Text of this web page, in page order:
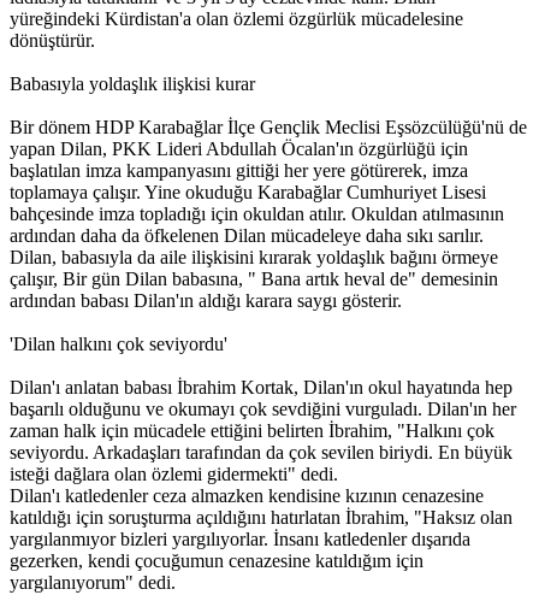
‘Kadınların ilk başvurabilecekleri nokta olmak istiyoruz’
11:28 05/12/2016
22 kadın eşbaşkan tutuklu, 35 belediyeye kayyım
11:25 05/12/2016
11:21 05/12/2016
‘Yüzlerce çocuk devletin ihmalleri sonucu yaşamını yitirdi’
16:26 04/12/2016
yüreğindeki Kürdistan'a olan özlemi özgürlük mücadelesine
dönüştürür.
Babasıyla yoldaşlık ilişkisi kurar
Bir dönem HDP Karabağlar İlçe Gençlik Meclisi Eşsözcülüğü'nü de
yapan Dilan, PKK Lideri Abdullah Öcalan'ın özgürlüğü için
başlatılan imza kampanyasını gittiği her yere götürerek, imza
toplamaya çalışır. Yine okuduğu Karabağlar Cumhuriyet Lisesi
bahçesinde imza topladığı için okuldan atılır. Okuldan atılmasının
ardından daha da öfkelenen Dilan mücadeleye daha sıkı sarılır.
Dilan, babasıyla da aile ilişkisini kırarak yoldaşlık bağını örmeye
çalışır, Bir gün Dilan babasına, " Bana artık heval de" demesinin
ardından babası Dilan'ın aldığı karara saygı gösterir.
'Dilan halkını çok seviyordu'
Dilan'ı anlatan babası İbrahim Kortak, Dilan'ın okul hayatında hep
başarılı olduğunu ve okumayı çok sevdiğini vurguladı. Dilan'ın her
zaman halk için mücadele ettiğini belirten İbrahim, "Halkını çok
seviyordu. Arkadaşları tarafından da çok sevilen biriydi. En büyük
isteği dağlara olan özlemi gidermekti" dedi.
Dilan'ı katledenler ceza almazken kendisine kızının cenazesine
katıldığı için soruşturma açıldığını hatırlatan İbrahim, "Haksız olan
yargılanmıyor bizleri yargılıyorlar. İnsanı katledenler dışarıda
gezerken, kendi çocuğumun cenazesine katıldığım için
yargılanıyorum" dedi.